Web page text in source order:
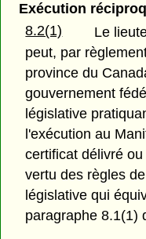
Exécution
8.2(1)
Le
peut, par
province du
gouvernement
législative
l'exécution au
certificat délivré
vertu des règles
législative qui
paragraphe 8.1(1)